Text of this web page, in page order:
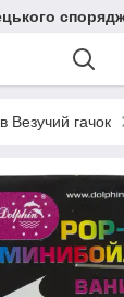
Везучий гачок